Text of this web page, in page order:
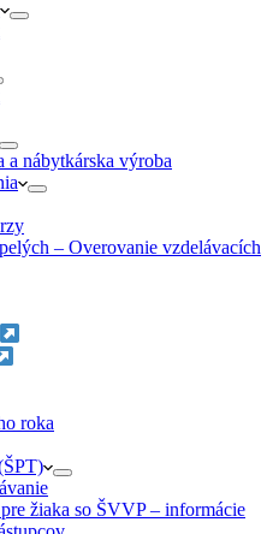
a nábytkárska výroba
– Overovanie vzdelávacích
roka
žiaka so ŠVVP – informácie